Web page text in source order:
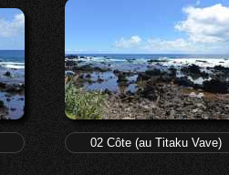
02 Côte (au Titaku Vave)